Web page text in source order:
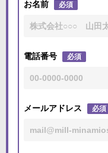
お名前 必須
電話番号 必須
メールアドレス 必須